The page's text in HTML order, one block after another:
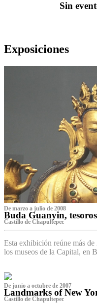
Sin
Exposiciones
De marzo a julio de 2008
Buda Guanyin,
Castillo de Chapultepec
Esta exhibición reúne más
los museos de la Capital,
De junio a octubre de 2007
Landmarks of New
Castillo de Chapultepec